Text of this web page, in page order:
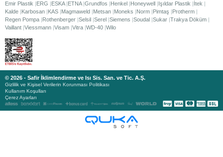
Emir Plastik
ERG ESKA ETNA Grundfos Henkel Honeywell Işıldar Plastik
İtek
Kalde Karbosan KAS Magmaweld Metsan Moneks Norm Pimtaş
Protherm
Regen Pompa Rothenberger Selsil Serel Siemens Soudal Sukar Trakya Döküm
Vaillant Viessmann Visam Vitra WD-40 Wilo
© 2026 - Safir İklimlendirme ve Isı Sis. San. ve Tic. A.Ş.
Gizlilik ve Kişisel Verilerin Korunması Politikası
Kullanım Koşulları
Çerez Ayarları